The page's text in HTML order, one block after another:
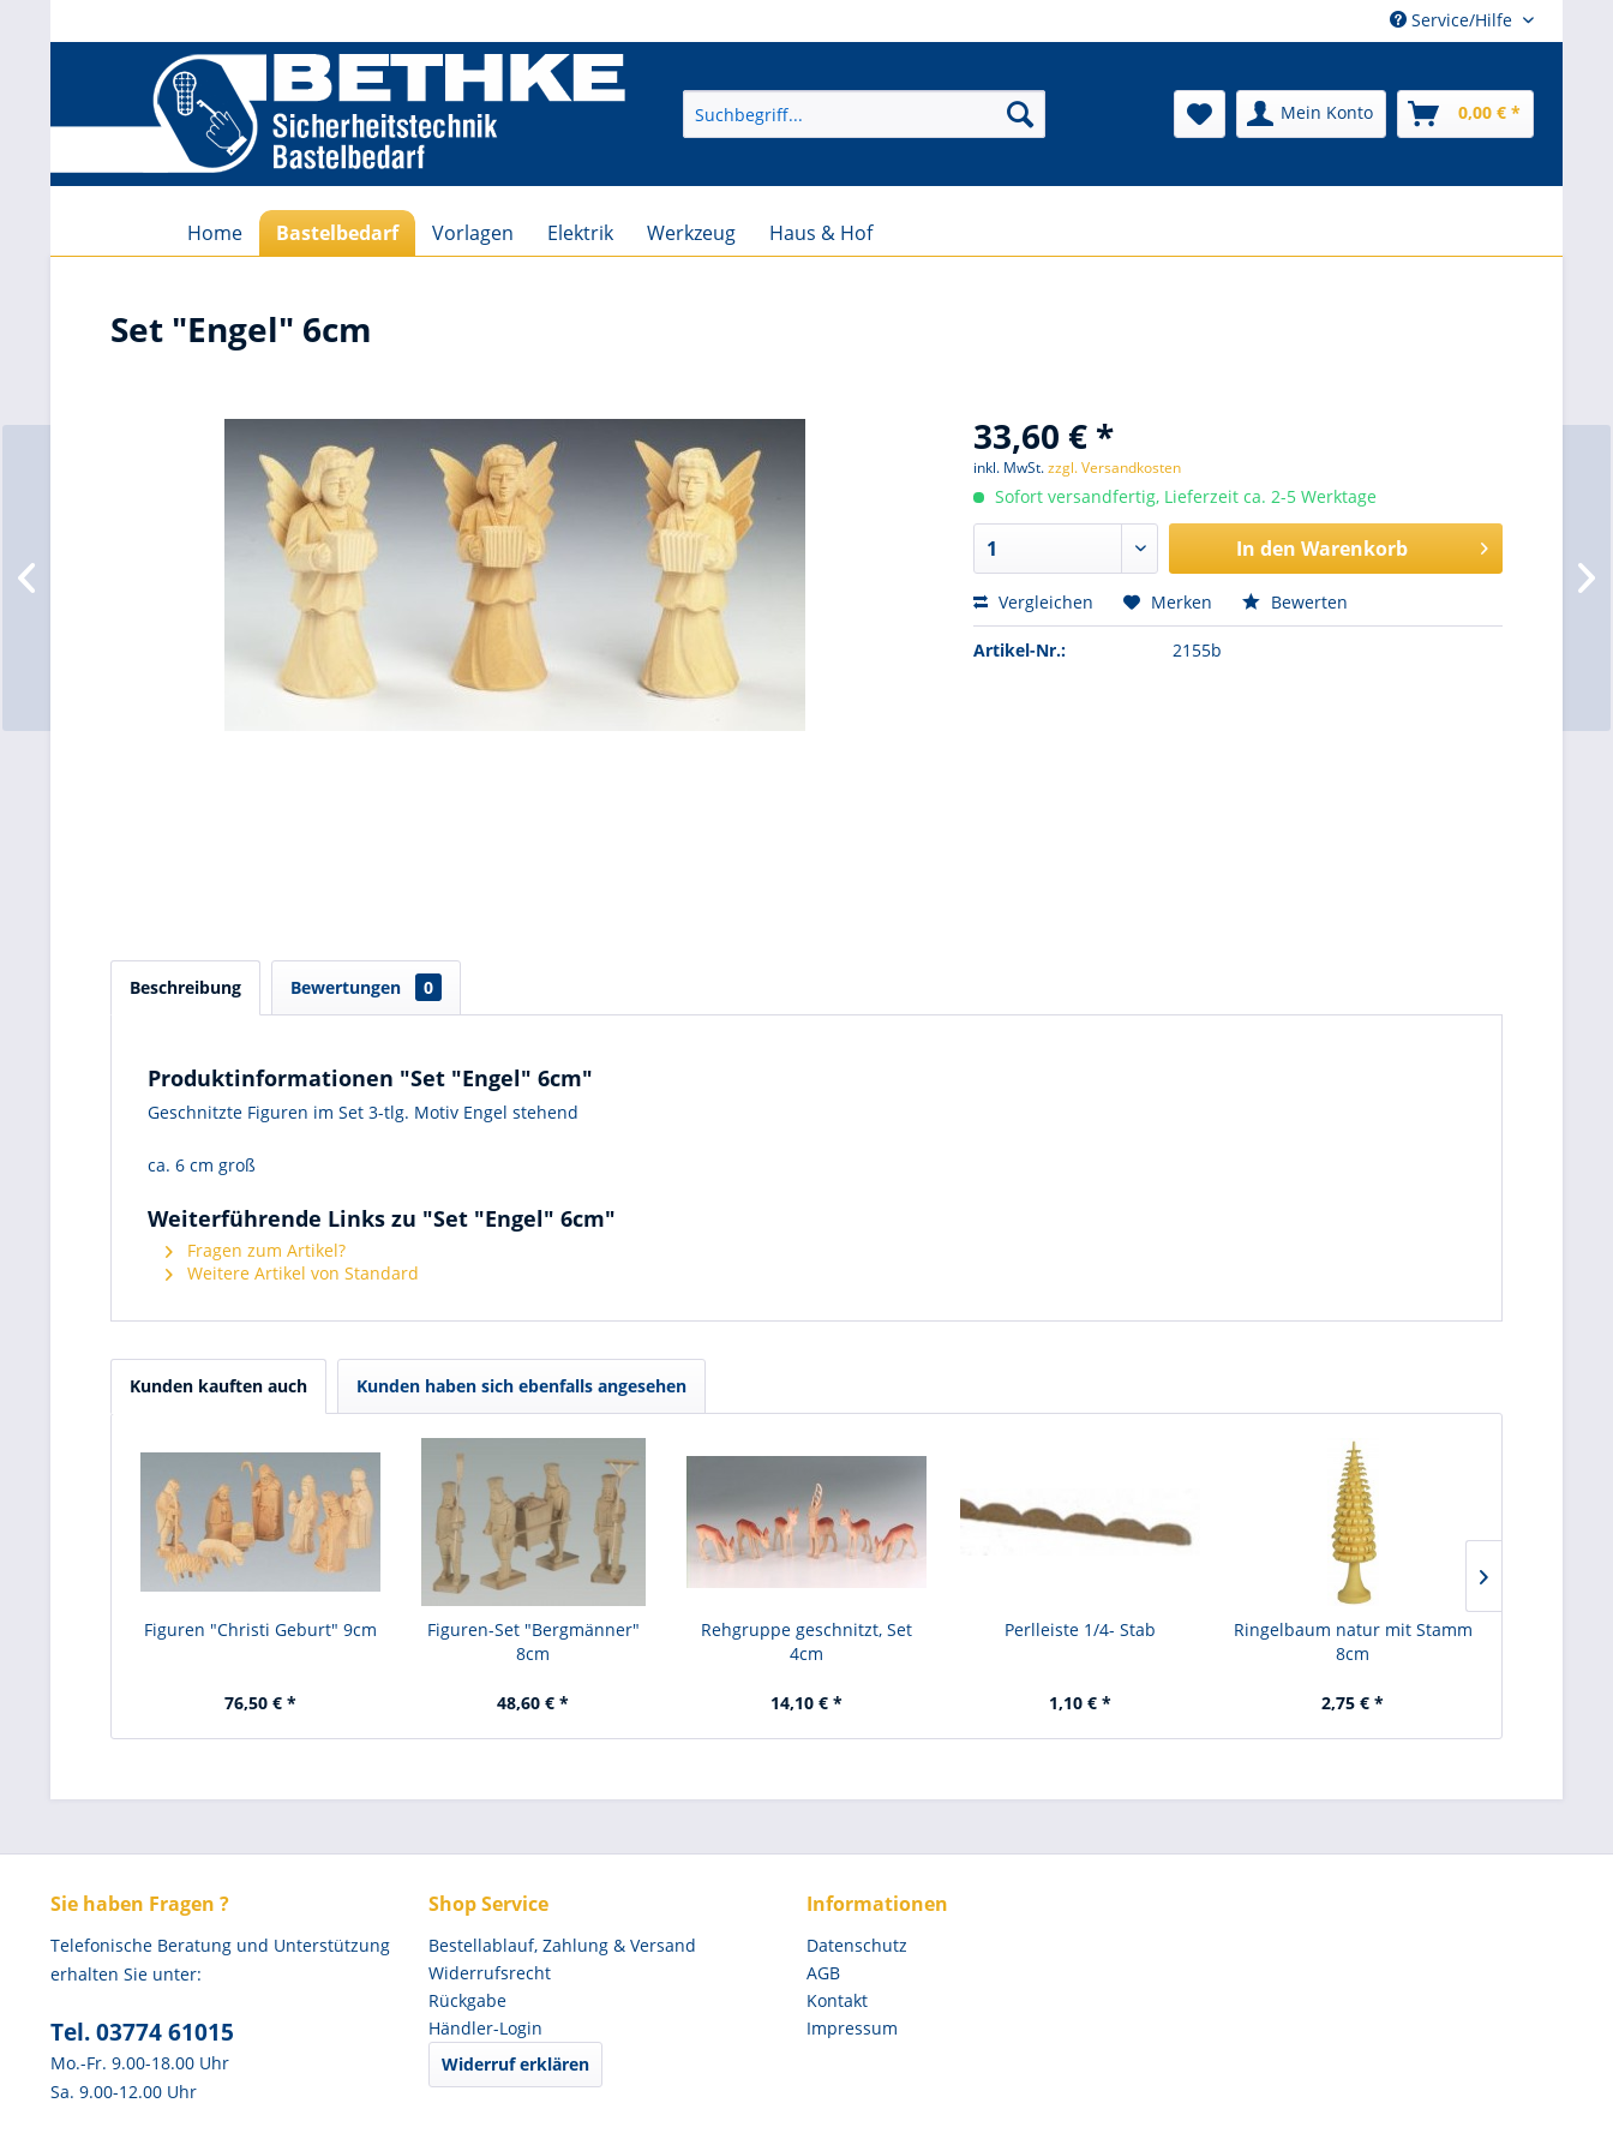
Service/Hilfe
Mein Konto 0,00 € *
Home Bastelbedarf Vorlagen Elektrik Werkzeug Haus & Hof
Set "Engel" 6cm
33,60 € *
inkl. MwSt.zzgl. Versandkosten
Sofort versandfertig, Lieferzeit ca. 2-5 Werktage
In den Warenkorb
Vergleichen Merken Bewerten
Artikel-Nr.: 2155b
Beschreibung Bewertungen 0
Produktinformationen "Set "Engel" 6cm"
Geschnitzte Figuren im Set 3-tlg. Motiv Engel stehend
ca. 6 cm groß
Weiterführende Links zu "Set "Engel" 6cm"
Fragen zum Artikel?
Weitere Artikel von Standard
Kunden kauften auch Kunden haben sich ebenfalls angesehen
Figuren "Christi Geburt" 9cm
76,50 € *
Figuren-Set "Bergmänner"
8cm
48,60 € *
Rehgruppe geschnitzt, Set
4cm
14,10 € *
Perlleiste 1/4- Stab
1,10 € *
Ringelbaum natur mit Stamm
8cm
2,75 € *
Sie haben Fragen ?
Telefonische Beratung und Unterstützung
erhalten Sie unter:
Tel. 03774 61015
Mo.-Fr. 9.00-18.00 Uhr
Sa. 9.00-12.00 Uhr
Shop Service
Bestellablauf, Zahlung & Versand
Widerrufsrecht
Rückgabe
Händler-Login
Widerruf erklären
Informationen
Datenschutz
AGB
Kontakt
Impressum